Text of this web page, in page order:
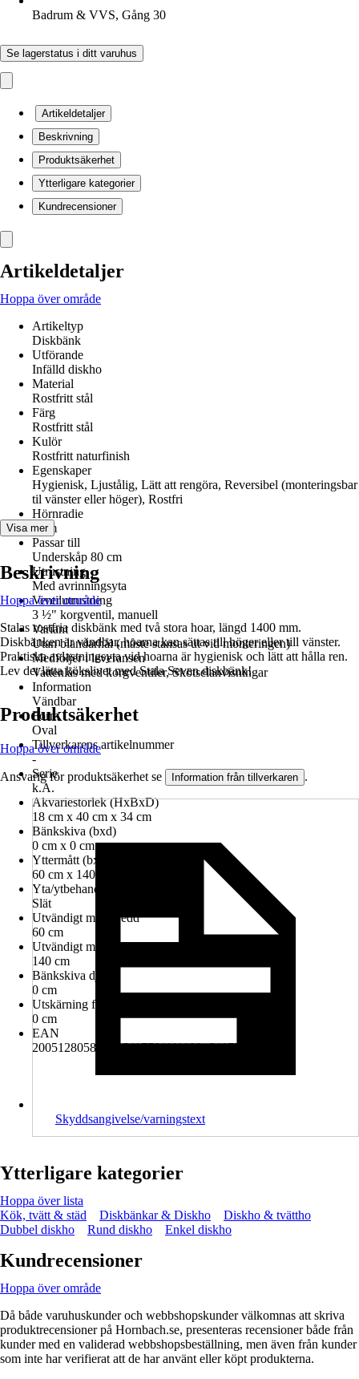
Badrum & VVS, Gång 30
Se lagerstatus i ditt varuhus
Artikeldetaljer
Beskrivning
Produktsäkerhet
Ytterligare kategorier
Kundrecensioner
Artikeldetaljer
Hoppa över område
Artikeltyp
Diskbänk
Utförande
Infälld diskho
Material
Rostfritt stål
Färg
Rostfritt stål
Kulör
Rostfritt naturfinish
Egenskaper
Hygienisk, Ljustålig, Lätt att rengöra, Reversibel (monteringsbar
til vänster eller höger), Rostfri
Hörnradie
5 cm
Passar till
Underskåp 80 cm
Utrustning
Med avrinningsyta
Ventilutrustning
3 ½" korgventil, manuell
Variant
Utan blandarhål (måste stansas ut vid monteringen)
Medföljer i leveransen
Vattenlås med korgventiler, Skötselanvisningar
Information
Vändbar
Form
Oval
Tillverkarens artikelnummer
-
Serie
k.A.
Akvariestorlek (HxBxD)
18 cm x 40 cm x 34 cm
Bänkskiva (bxd)
0 cm x 0 cm
Yttermått (bxd)
60 cm x 140 cm
Yta/ytbehandling
Slät
Utvändigt mått bredd
60 cm
Utvändigt mått djup
140 cm
Bänkskiva djup
0 cm
Utskärning för bänkskiva bredd
0 cm
EAN
2005128058009, 6417791111190, 6417791911066
Visa mer
Beskrivning
Hoppa över område
Stalas rostfria diskbänk med två stora hoar, längd 1400 mm.
Diskbänken är vändbar, hoarna kan sättas till höger eller till vänster.
Praktiska avlastningsyta vid hoarna är hygienisk och lätt att hålla ren.
Lev det lätta kökslivet med Stala Seven diskbänk!
Produktsäkerhet
Hoppa över område
Ansvarig för produktsäkerhet se Information från tillverkaren .
Skyddsangivelse/varningstext
Ytterligare kategorier
Hoppa över lista
Kök, tvätt & städ
Diskbänkar & Diskho
Diskho & tvättho
Dubbel diskho
Rund diskho Enkel diskho
Kundrecensioner
Hoppa över område
Då både varuhuskunder och webbshopskunder välkomnas att skriva
produktrecensioner på Hornbach.se, presenteras recensioner både från
kunder med en validerad webbshopsbeställning, men även från kunder
som inte har verifierat att de har använt eller köpt produkterna.